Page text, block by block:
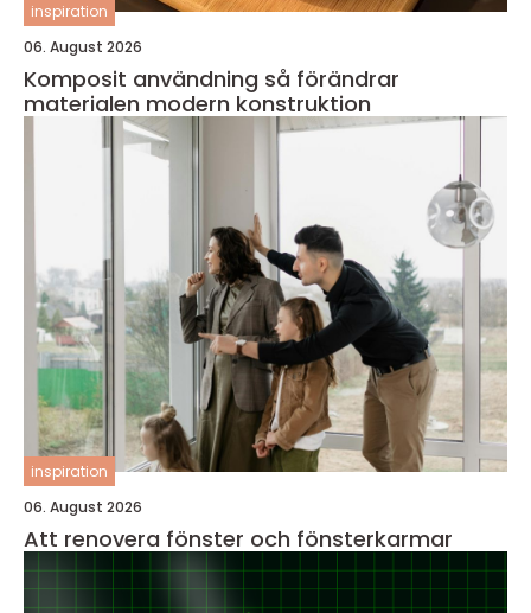
inspiration
06. August 2026
Komposit användning så förändrar
materialen modern konstruktion
inspiration
06. August 2026
Att renovera fönster och fönsterkarmar